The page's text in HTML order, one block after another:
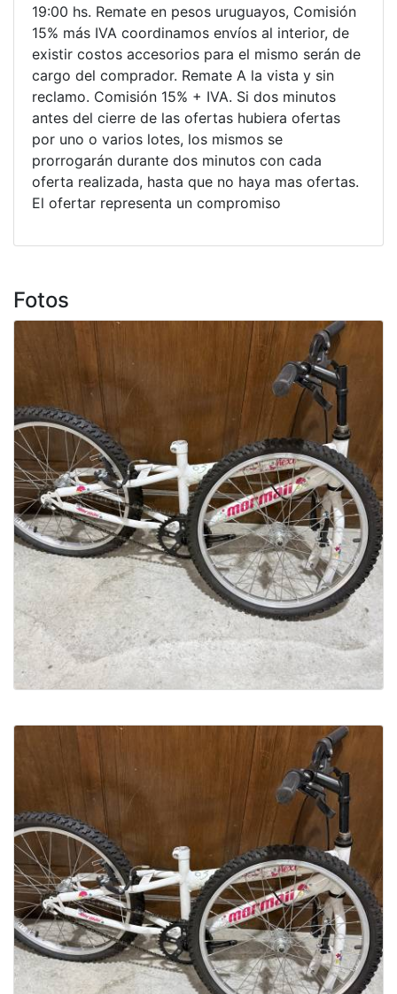
19:00 hs. Remate en pesos uruguayos, Comisión
15% más IVA coordinamos envíos al interior, de
existir costos accesorios para el mismo serán de
cargo del comprador. Remate A la vista y sin
reclamo. Comisión 15% + IVA. Si dos minutos
antes del cierre de las ofertas hubiera ofertas
por uno o varios lotes, los mismos se
prorrogarán durante dos minutos con cada
oferta realizada, hasta que no haya mas ofertas.
El ofertar representa un compromiso
Fotos